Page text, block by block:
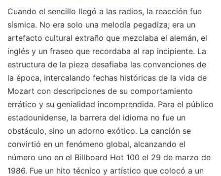
Cuando el sencillo llegó a las radios, la reacción fue
sísmica. No era solo una melodía pegadiza; era un
artefacto cultural extraño que mezclaba el alemán, el
inglés y un fraseo que recordaba al rap incipiente. La
estructura de la pieza desafiaba las convenciones de
la época, intercalando fechas históricas de la vida de
Mozart con descripciones de su comportamiento
errático y su genialidad incomprendida. Para el público
estadounidense, la barrera del idioma no fue un
obstáculo, sino un adorno exótico. La canción se
convirtió en un fenómeno global, alcanzando el
número uno en el Billboard Hot 100 el 29 de marzo de
1986. Fue un hito técnico y artístico que colocó a un